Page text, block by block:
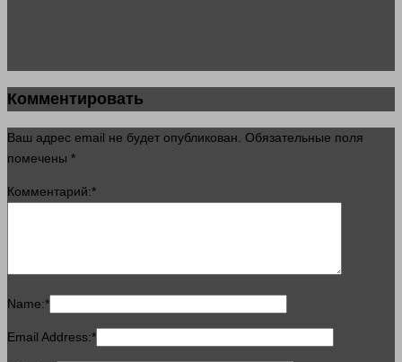
Комментировать
Ваш адрес email не будет опубликован. Обязательные поля
помечены *
Комментарий:*
Name:*
Email Address:*